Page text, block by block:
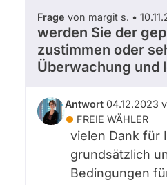
Frage von margit s. •
werden Sie der
zustimmen oder
Überwachung und
Antwort 04.12.2023
FREIE WÄHLER
vielen Dank für
grundsätzlich
Bedingungen